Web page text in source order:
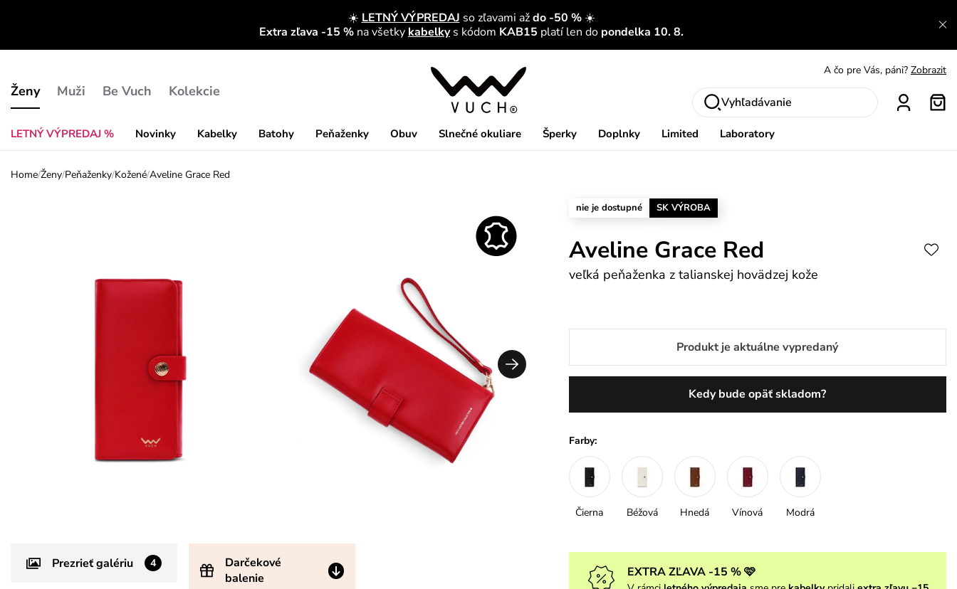
☀️ LETNÝ VÝPREDAJ so zľavami aždo -50 %☀️
Extra zľava -15 % na všetky kabelky s kódom KAB15 platí len do pondelka 10. 8.
Ženy
LETNÝ VÝPREDAJ % Novinky Kabelky Batohy Peňaženky Obuv Slnečné okuliare Šperky Doplnky Limited Laboratory
Muži Be Vuch Kolekcie
A čo pre Vás, páni? Zobrazit
S čím chybu neurobíš? Pozri
Výmena a vrátenie zadarmo Zobraziť
Vyhľadávanie
Home/Ženy/Peňaženky/Kožené/Aveline Grace Red
Prezrieť galériu 4
Darčekové
balenie
nie je dostupné SK VÝROBA
Aveline Grace Red
veľká peňaženka z talianskej hovädzej kože
Produkt je aktuálne vypredaný
Kedy bude opäť skladom?
Farby:
Čierna Béžová Hnedá Vínová Modrá
EXTRA ZĽAVA -15 % 🩷